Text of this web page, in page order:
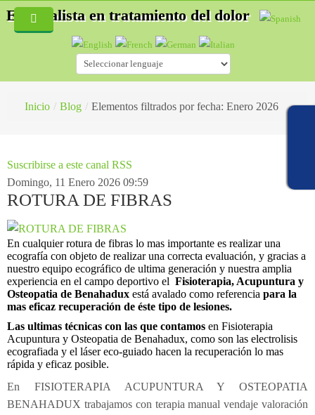
Servicios
Hernias discales
Accidentes de tráfico
Lesiones deportivas
Acupuntura
Fisioterapia
Pediatría
Contracturas
Migrañas
Fisioterapia
¿Cómo es una consulta de fisioterapia?
Acupuntura
¿Cómo es una consulta de acupuntura?
Auriculoterapia
Osteopatía
¿Qué es la esteopatía?
¿Cómo trata un osteópata?
¿Cómo es una consulta de osteopatía?
¿Cuándo acudir a un osteópata?
Osteopatía pedriática
Patologías
Masaje Terapéutico
Drenaje Linfático manual
Electroterapia
Flexión-distracción Lumbar
Readaptación deportiva
Especialista en tratamiento del dolor
Inicio / Blog / Elementos filtrados por fecha: Enero 2026
Suscribirse a este canal RSS
Domingo, 11 Enero 2026 09:59
ROTURA DE FIBRAS
En cualquier rotura de fibras lo mas importante es realizar una
ecografía con objeto de realizar una correcta evaluación, y gracias a
nuestro equipo ecográfico de ultima generación y nuestra amplia
experiencia en el campo deportivo el Fisioterapia, Acupuntura y
Osteopatia de Benahadux está avalado como referencia para la
mas eficaz recuperación de éste tipo de lesiones.
Las ultimas técnicas con las que contamos en Fisioterapia
Acupuntura y Osteopatia de Benahadux, como son las electrolisis
ecografiada y el láser eco-guiado hacen la recuperación lo mas
rápida y eficaz posible.
En FISIOTERAPIA ACUPUNTURA Y OSTEOPATIA
BENAHADUX trabajamos con terapia manual vendaje valoración